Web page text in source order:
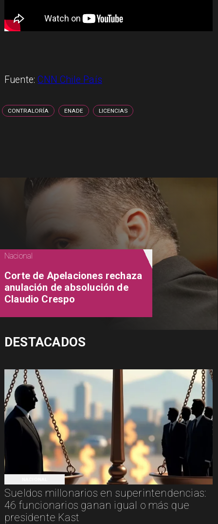
Fuente:CNN Chile País
CONTRALORÍA ENADE LICENCIAS
Sueldos millonarios en superintendencias:
46 funcionarios ganan igual o más que
presidente Kast
Nacional
Corte de Apelaciones rechaza
anulación de absolución de
Claudio Crespo
DESTACADOS